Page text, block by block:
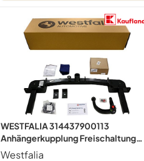
WESTFALIA 314437900113
Anhängerkupplung Freischaltung
nicht erforderlich Kompatibel mit
Westfalia